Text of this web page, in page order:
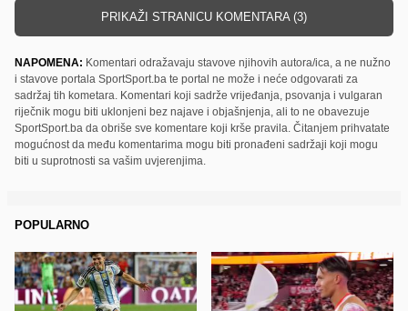
PRIKAŽI STRANICU KOMENTARA (3)
NAPOMENA: Komentari odražavaju stavove njihovih autora/ica, a ne nužno
i stavove portala SportSport.ba te portal ne može i neće odgovarati za
sadržaj tih kometara. Komentari koji sadrže vrijeđanja, psovanja i vulgaran
riječnik mogu biti uklonjeni bez najave i objašnjenja, ali to ne obavezuje
SportSport.ba da obriše sve komentare koji krše pravila. Čitanjem prihvatate
mogućnost da među komentarima mogu biti pronađeni sadržaji koji mogu
biti u suprotnosti sa vašim uvjerenjima.
POPULARNO